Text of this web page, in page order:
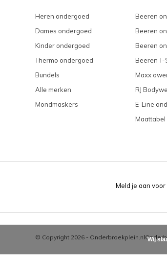
Heren ondergoed
Dames ondergoed
Kinder ondergoed
Thermo ondergoed
Bundels
Alle merken
Mondmaskers
Beeren
Beeren
Beeren
Beeren T-
Maxx
RJ
E-Line
Maattabel
Meld je aan
© Copyright 2026 - Onderbroekplein.nl Wij